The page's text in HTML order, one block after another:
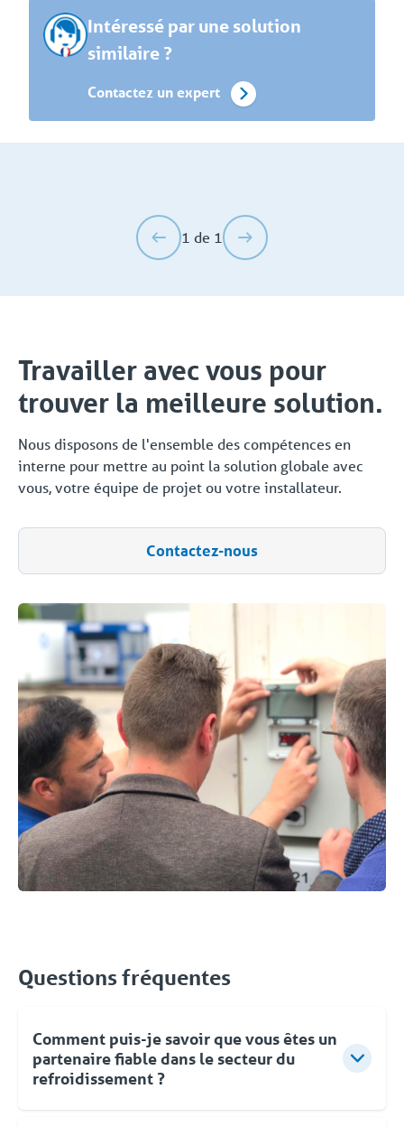
Intéressé par une solution
similaire ?
Contactez un expert
1 de 1
Travailler avec vous pour
trouver la meilleure solution.
Nous disposons de l'ensemble des compétences en
interne pour mettre au point la solution globale avec
vous, votre équipe de projet ou votre installateur.
Contactez-nous
Questions fréquentes
Comment puis-je savoir que vous êtes un
partenaire fiable dans le secteur du
refroidissement ?